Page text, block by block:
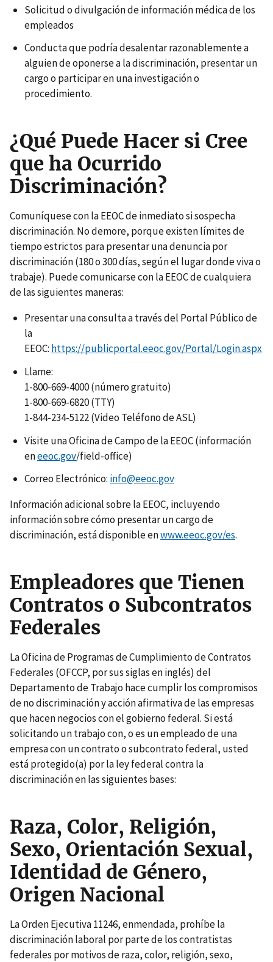
Solicitud o divulgación de información médica de los
empleados
Conducta que podría desalentar razonablemente a
alguien de oponerse a la discriminación, presentar un
cargo o participar en una investigación o
procedimiento.
¿Qué Puede Hacer si Cree
que ha Ocurrido
Discriminación?
Comuníquese con la EEOC de inmediato si sospecha
discriminación. No demore, porque existen límites de
tiempo estrictos para presentar una denuncia por
discriminación (180 o 300 días, según el lugar donde viva o
trabaje). Puede comunicarse con la EEOC de cualquiera
de las siguientes maneras:
Presentar una consulta a través del Portal Público de
la
EEOC: https://publicportal.eeoc.gov/Portal/Login.aspx
Llame:
1-800-669-4000 (número gratuito)
1-800-669-6820 (TTY)
1-844-234-5122 (Video Teléfono de ASL)
Visite una Oficina de Campo de la EEOC (información
eneeoc.gov/field-office)
Correo Electrónico: info@eeoc.gov
Información adicional sobre la EEOC, incluyendo
información sobre cómo presentar un cargo de
discriminación, está disponible enwww.eeoc.gov/es.
Empleadores que Tienen
Contratos o Subcontratos
Federales
La Oficina de Programas de Cumplimiento de Contratos
Federales (OFCCP, por sus siglas en inglés) del
Departamento de Trabajo hace cumplir los compromisos
de no discriminación y acción afirmativa de las empresas
que hacen negocios con el gobierno federal. Si está
solicitando un trabajo con, o es un empleado de una
empresa con un contrato o subcontrato federal, usted
está protegido(a) por la ley federal contra la
discriminación en las siguientes bases:
Raza, Color, Religión,
Sexo, Orientación Sexual,
Identidad de Género,
Origen Nacional
La Orden Ejecutiva 11246, enmendada, prohíbe la
discriminación laboral por parte de los contratistas
federales por motivos de raza, color, religión, sexo,